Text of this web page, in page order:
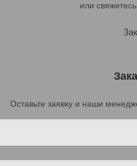
или
Оставьте заявку и наши